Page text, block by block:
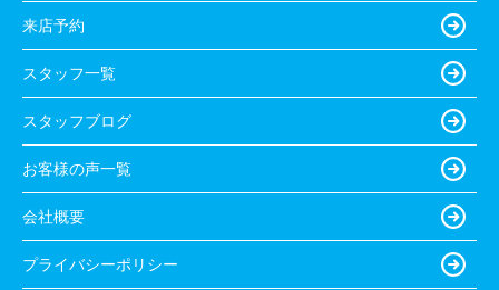
来店予約
スタッフ一覧
スタッフブログ
お客様の声一覧
会社概要
プライバシーポリシー